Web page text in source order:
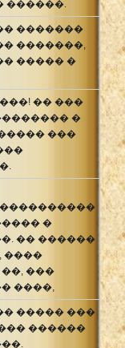
������.
�������
�������,
����� �
�� ���
�
���
�
�� ������
����
���
����,
����� ���
������